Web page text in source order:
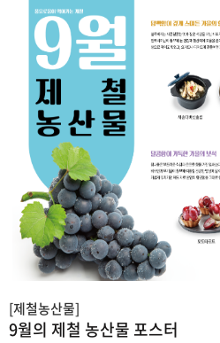
9월의 제철 농산물 포스터
[제철농산물]